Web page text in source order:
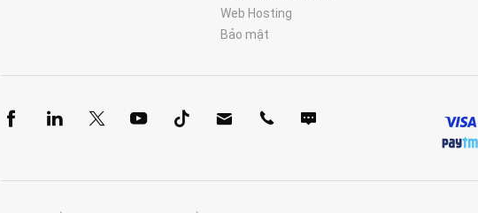
Web Hosting
Bảo mật